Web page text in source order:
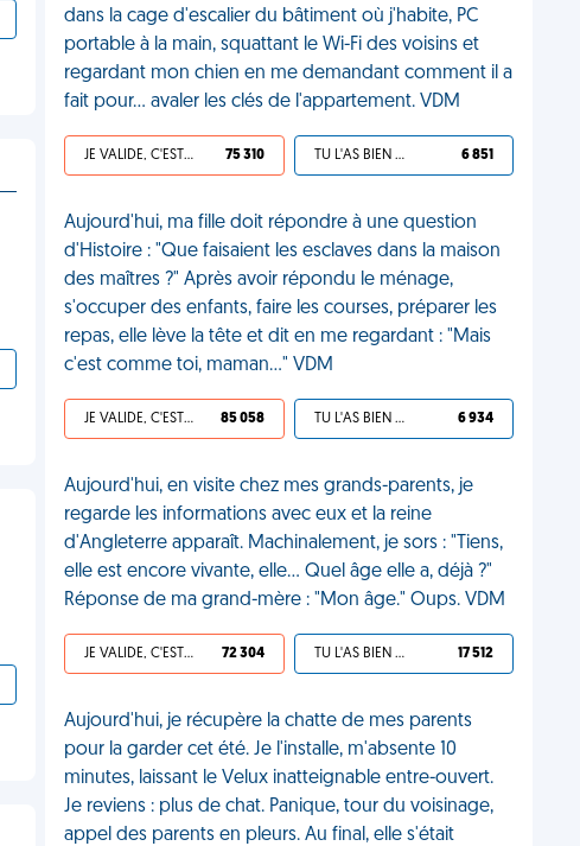
dans la cage d'escalier du bâtiment où j'habite, PC
portable à la main, squattant le Wi-Fi des voisins et
regardant mon chien en me demandant comment il a
fait pour... avaler les clés de l'appartement. VDM
JE VALIDE, C'EST UNE VDM 75 310 TU L'AS BIEN MÉRITÉ 6 851
Aujourd'hui, ma fille doit répondre à une question
d'Histoire : "Que faisaient les esclaves dans la maison
des maîtres ?" Après avoir répondu le ménage,
s'occuper des enfants, faire les courses, préparer les
repas, elle lève la tête et dit en me regardant : "Mais
c'est comme toi, maman..." VDM
JE VALIDE, C'EST UNE VDM 85 058 TU L'AS BIEN MÉRITÉ 6 934
Aujourd'hui, en visite chez mes grands-parents, je
regarde les informations avec eux et la reine
d'Angleterre apparaît. Machinalement, je sors : "Tiens,
elle est encore vivante, elle... Quel âge elle a, déjà ?"
Réponse de ma grand-mère : "Mon âge." Oups. VDM
JE VALIDE, C'EST UNE VDM 72 304 TU L'AS BIEN MÉRITÉ 17 512
Aujourd'hui, je récupère la chatte de mes parents
pour la garder cet été. Je l'installe, m'absente 10
minutes, laissant le Velux inatteignable entre-ouvert.
Je reviens : plus de chat. Panique, tour du voisinage,
appel des parents en pleurs. Au final, elle s'était